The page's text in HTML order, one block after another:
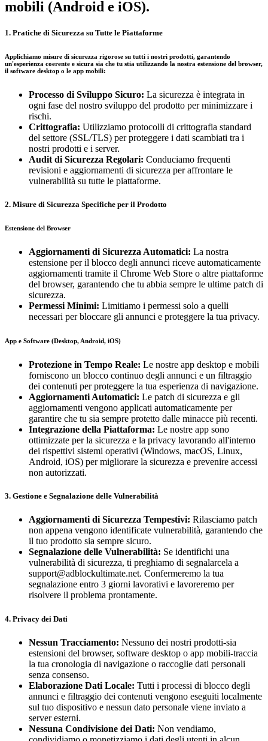
mobili (Android e iOS).
1. Pratiche di Sicurezza su Tutte le Piattaforme
Applichiamo misure di sicurezza rigorose su tutti i nostri prodotti, garantendo
un'esperienza coerente e sicura sia che tu stia utilizzando la nostra estensione del browser,
il software desktop o le app mobili:
Processo di Sviluppo Sicuro: La sicurezza è integrata in
ogni fase del nostro sviluppo del prodotto per minimizzare i
rischi.
Crittografia: Utilizziamo protocolli di crittografia standard
del settore (SSL/TLS) per proteggere i dati scambiati tra i
nostri prodotti e i server.
Audit di Sicurezza Regolari: Conduciamo frequenti
revisioni e aggiornamenti di sicurezza per affrontare le
vulnerabilità su tutte le piattaforme.
2. Misure di Sicurezza Specifiche per il Prodotto
Estensione del Browser
Aggiornamenti di Sicurezza Automatici: La nostra
estensione per il blocco degli annunci riceve automaticamente
aggiornamenti tramite il Chrome Web Store o altre piattaforme
del browser, garantendo che tu abbia sempre le ultime patch di
sicurezza.
Permessi Minimi: Limitiamo i permessi solo a quelli
necessari per bloccare gli annunci e proteggere la tua privacy.
App e Software (Desktop, Android, iOS)
Protezione in Tempo Reale: Le nostre app desktop e mobili
forniscono un blocco continuo degli annunci e un filtraggio
dei contenuti per proteggere la tua esperienza di navigazione.
Aggiornamenti Automatici: Le patch di sicurezza e gli
aggiornamenti vengono applicati automaticamente per
garantire che tu sia sempre protetto dalle minacce più recenti.
Integrazione della Piattaforma: Le nostre app sono
ottimizzate per la sicurezza e la privacy lavorando all'interno
dei rispettivi sistemi operativi (Windows, macOS, Linux,
Android, iOS) per migliorare la sicurezza e prevenire accessi
non autorizzati.
3. Gestione e Segnalazione delle Vulnerabilità
Aggiornamenti di Sicurezza Tempestivi: Rilasciamo patch
non appena vengono identificate vulnerabilità, garantendo che
il tuo prodotto sia sempre sicuro.
Segnalazione delle Vulnerabilità: Se identifichi una
vulnerabilità di sicurezza, ti preghiamo di segnalarcela a
support@adblockultimate.net. Confermeremo la tua
segnalazione entro 3 giorni lavorativi e lavoreremo per
risolvere il problema prontamente.
4. Privacy dei Dati
Nessun Tracciamento: Nessuno dei nostri prodotti-sia
estensioni del browser, software desktop o app mobili-traccia
la tua cronologia di navigazione o raccoglie dati personali
senza consenso.
Elaborazione Dati Locale: Tutti i processi di blocco degli
annunci e filtraggio dei contenuti vengono eseguiti localmente
sul tuo dispositivo e nessun dato personale viene inviato a
server esterni.
Nessuna Condivisione dei Dati: Non vendiamo,